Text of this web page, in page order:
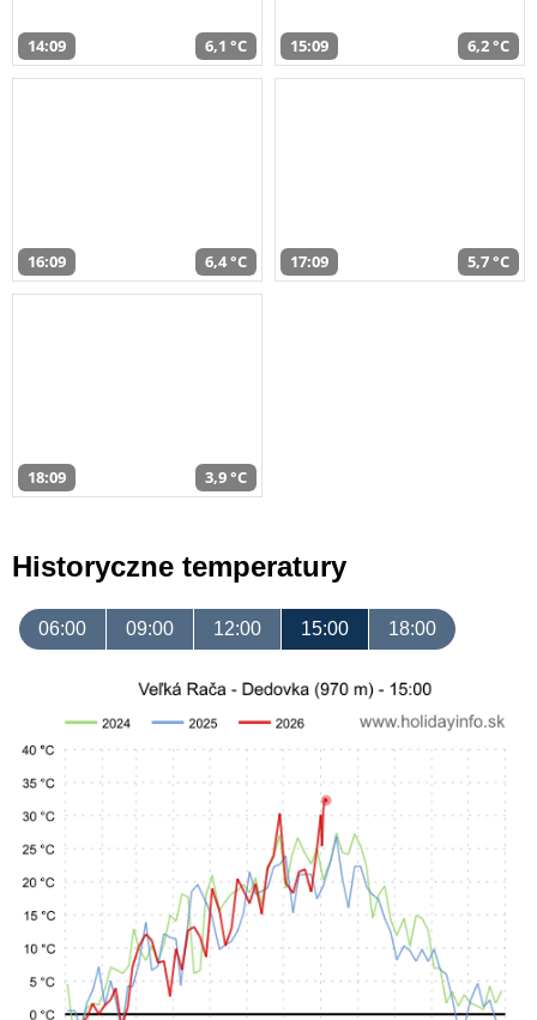
14:09 6,1 °C 15:09 6,2 °C
16:09 6,4 °C 17:09 5,7 °C
18:09 3,9 °C
Historyczne temperatury
06:00 09:00 12:00 15:00 18:00